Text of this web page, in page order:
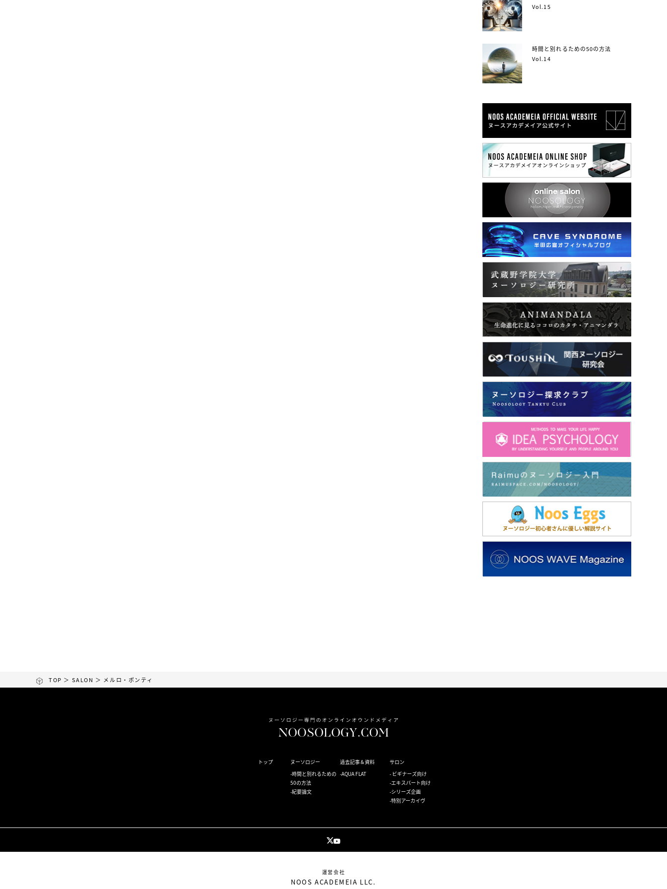
Vol.15
時間と別れるための50の方法
Vol.14
TOP ＞ SALON ＞ メルロ・ポンティ
トップ
ヌーソロジー
時間と別れるための
50の方法
紀要論文
過去記事＆資料
AQUA FLAT
サロン
ビギナーズ向け
エキスパート向け
シリーズ企画
特別アーカイヴ
運営会社
NOOS ACADEMEIA LLC.